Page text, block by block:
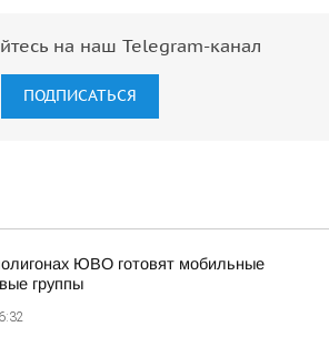
на наш Telegram-канал
ПОДПИСАТЬСЯ
ЮВО готовят мобильные
группы